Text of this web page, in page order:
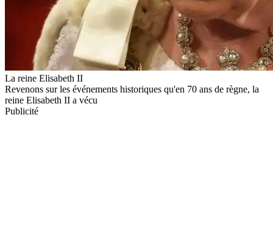
La reine Elisabeth II
Revenons sur les événements historiques qu'en 70 ans de règne, la
reine Elisabeth II a vécu
Publicité